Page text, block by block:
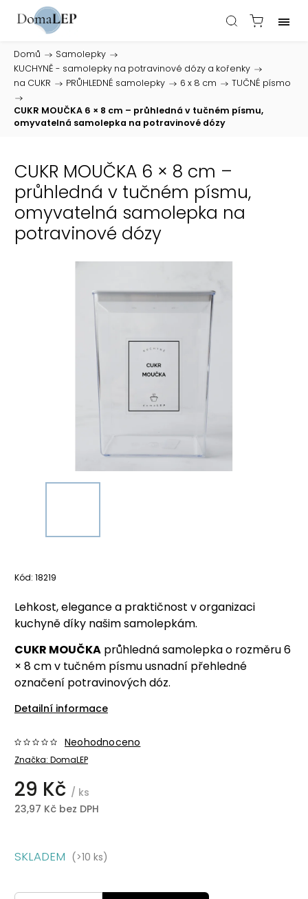
Domů / Samolepky /
KUCHYNĚ - samolepky na potravinové dózy a kořenky /
na CUKR / PRŮHLEDNÉ samolepky / 6 x 8 cm /
TUČNÉ písmo
/
CUKR MOUČKA 6 × 8 cm – průhledná v tučném písmu,
omyvatelná samolepka na potravinové dózy
CUKR MOUČKA 6 × 8 cm –
průhledná v tučném písmu,
omyvatelná samolepka na
potravinové dózy
Kód: 18219
Lehkost, elegance a praktičnost v organizaci
kuchyně díky našim samolepkám.
CUKR MOUČKA průhledná samolepka o rozměru 6
× 8 cm v tučném písmu usnadní přehledné
označení potravinových dóz.
Detailní informace
Značka: DomaLEP
Neohodnoceno
29 Kč / ks
23,97 Kč bez DPH
SKLADEM (>10 ks)